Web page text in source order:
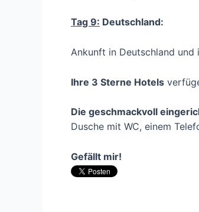
Tag 9: Deutschland:
Ankunft in Deutschland und
Ihre 3 Sterne Hotels
Die geschmackvoll
Dusche mit WC, einem
Gefällt mir!